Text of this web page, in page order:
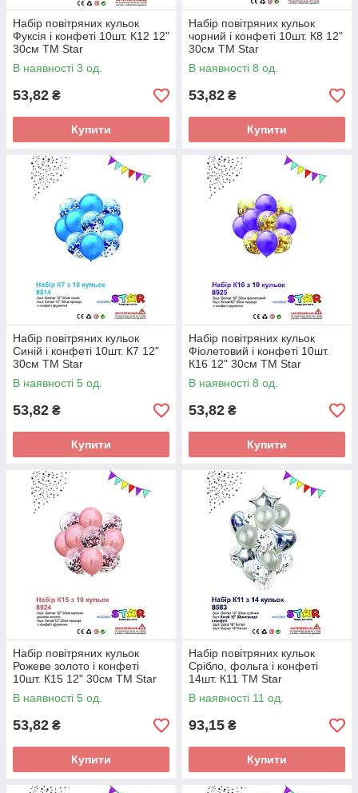
Набір повітряних кульок
Фуксія і конфеті 10шт. К12 12"
30см ТМ Star
В наявності 3 од.
53,82 ₴
Купити
Набір повітряних кульок
чорний і конфеті 10шт. К8 12"
30см ТМ Star
В наявності 8 од.
53,82 ₴
Купити
Набір повітряних кульок
Синій і конфеті 10шт. К7 12"
30см ТМ Star
В наявності 5 од.
53,82 ₴
Купити
Набір повітряних кульок
Фіолетовий і конфеті 10шт.
К16 12" 30см ТМ Star
В наявності 8 од.
53,82 ₴
Купити
Набір повітряних кульок
Рожеве золото і конфеті
10шт. К15 12" 30см ТМ Star
В наявності 5 од.
53,82 ₴
Купити
Набір повітряних кульок
Срібло, фольга і конфеті
14шт. К11 ТМ Star
В наявності 11 од.
93,15 ₴
Купити